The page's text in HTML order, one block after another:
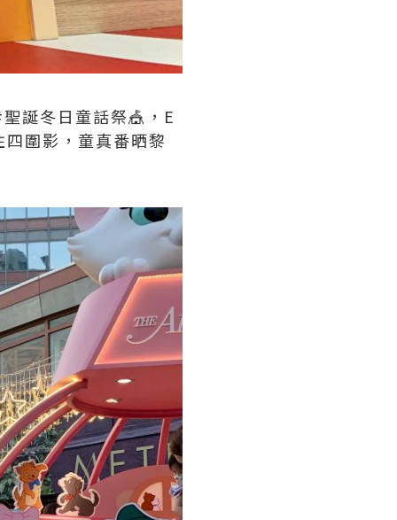
誕冬日童話祭🎪，E
圍影，童真番晒黎